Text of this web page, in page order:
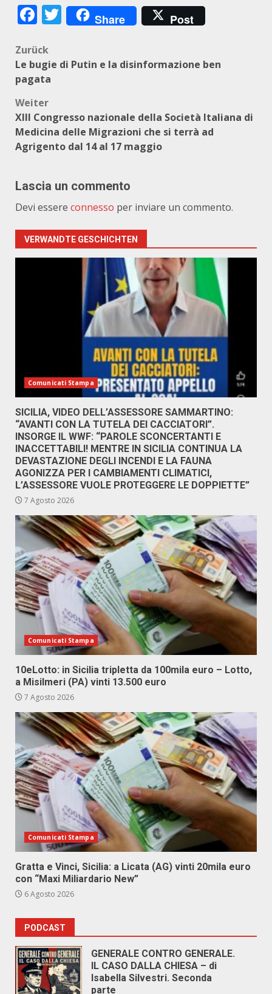
Facebook
Twitter
Share Post
Beitragsnavigation
Zurück
Le bugie di Putin e la disinformazione ben
pagata
Weiter
XIII Congresso nazionale della Società Italiana di
Medicina delle Migrazioni che si terrà ad
Agrigento dal 14 al 17 maggio
Lascia un commento
Devi essere connesso per inviare un commento.
VERWANDTE GESCHICHTEN
Comunicati Stampa
SICILIA, VIDEO DELL’ASSESSORE SAMMARTINO:
“AVANTI CON LA TUTELA DEI CACCIATORI”.
INSORGE IL WWF: “PAROLE SCONCERTANTI E
INACCETTABILI! MENTRE IN SICILIA CONTINUA LA
DEVASTAZIONE DEGLI INCENDI E LA FAUNA
AGONIZZA PER I CAMBIAMENTI CLIMATICI,
L’ASSESSORE VUOLE PROTEGGERE LE DOPPIETTE”
7 Agosto 2026
Comunicati Stampa
10eLotto: in Sicilia tripletta da 100mila euro – Lotto,
a Misilmeri (PA) vinti 13.500 euro
7 Agosto 2026
Comunicati Stampa
Gratta e Vinci, Sicilia: a Licata (AG) vinti 20mila euro
con “Maxi Miliardario New”
6 Agosto 2026
PODCAST
GENERALE CONTRO GENERALE.
IL CASO DALLA CHIESA – di
Isabella Silvestri. Seconda
parte